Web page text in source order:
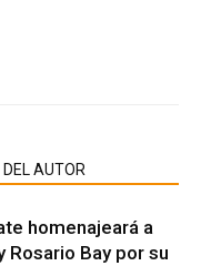
AUTOR
homenajeará a
Rosario Bay por su